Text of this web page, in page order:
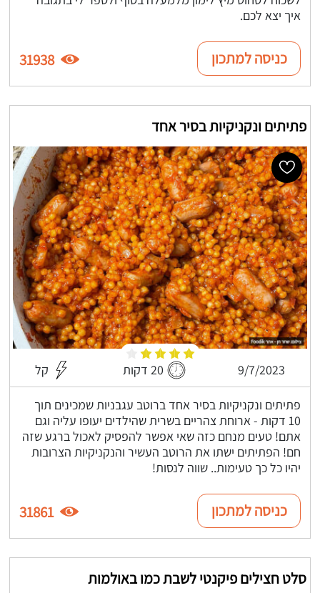
איך יצא לכם.
כניסה למתכון 31938
פתיתים ונקניקיות בסיר אחד
9/7/2023 20 דקות קל
פתיתים ונקניקיות בסיר אחד ברוטב עגבניות שמכינים תוך
10 דקות - ארוחת צהריים בשרית שהילדים יעופו עליה וגם
אתם! טעים מנחם כזה שאי אפשר להפסיק לאכול ברגע שזה
חם! הפתיתים ישתו את הרוטב העשיר והנקניקיות הצרובות
יהיו כל כך טעימות.. שווה לנסות!
כניסה למתכון 31861
סלט חצילים פיקנטי לשבת כמו באולמות